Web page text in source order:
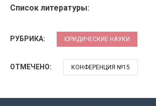
Список литературы:
РУБРИКА: ЮРИДИЧЕСКИЕ НАУКИ
ОТМЕЧЕНО: КОНФЕРЕНЦИЯ №15